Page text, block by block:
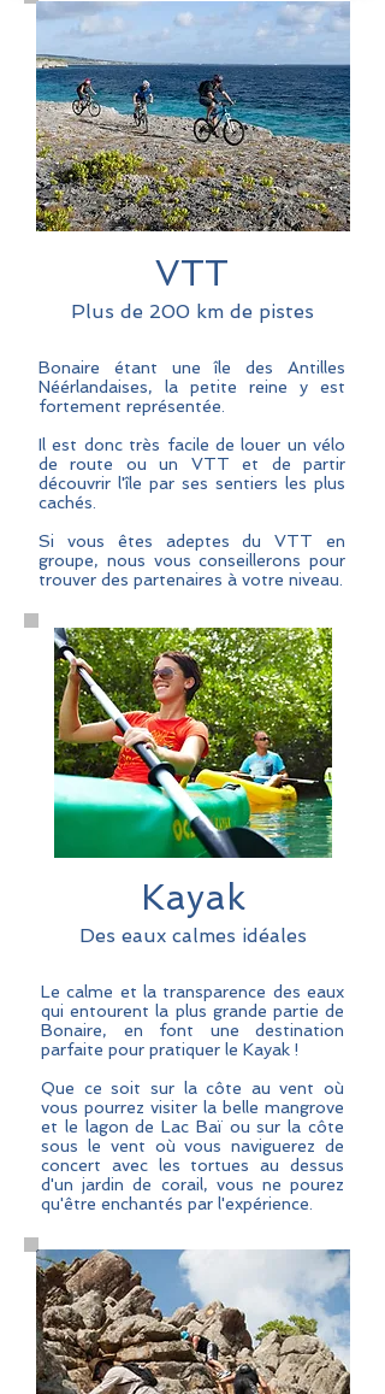
VTT
Plus de 200 km de pistes
Bonaire étant une île des Antilles
Néérlandaises, la petite reine y est
fortement représentée.
Il est donc très facile de louer un vélo
de route ou un VTT et de partir
découvrir l'île par ses sentiers les plus
cachés.
Si vous êtes adeptes du VTT en
groupe, nous vous conseillerons pour
trouver des partenaires à votre niveau.
Kayak
Des eaux calmes ​ idéales
Le calme et la transparence des eaux
qui entourent la plus grande partie de
Bonaire, en font une destination
parfaite pour pratiquer le Kayak !
Que ce soit sur la côte au vent où
vous pourrez visiter la belle mangrove
et le lagon de Lac Baï ou sur la côte
sous le vent où vous naviguerez de
concert avec les tortues au dessus
d'un jardin de corail, vous ne pourez
qu'être enchantés par l'expérience.